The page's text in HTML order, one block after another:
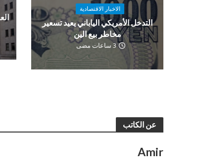
الاخبار الاقتصادية
التدخل الأمريكي الياباني يعيد تسعير
مخاطر بيع الين
3 ساعات مضى
عن الكاتب
Amir